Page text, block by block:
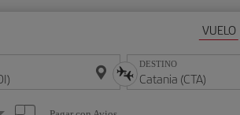
VUELO
DESTINO